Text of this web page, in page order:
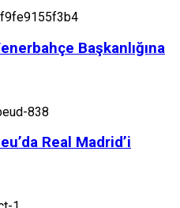
Başkanlığına
Real Madrid’i